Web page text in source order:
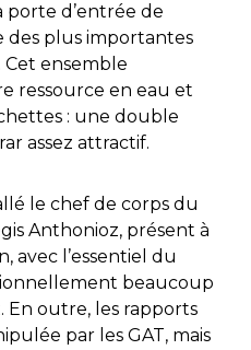
porte d’entrée de
des plus importantes
Cet ensemble
ressource en eau et
: une double
assez attractif.
le chef de corps du
Anthonioz, présent à
avec l’essentiel du
beaucoup
En outre, les rapports
par les GAT, mais